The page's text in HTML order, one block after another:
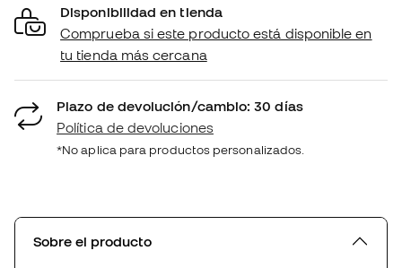
Disponibilidad en tienda
Comprueba si este producto está disponible en
tu tienda más cercana
Plazo de devolución/cambio: 30 días
Política de devoluciones
*No aplica para productos personalizados.
Sobre el producto